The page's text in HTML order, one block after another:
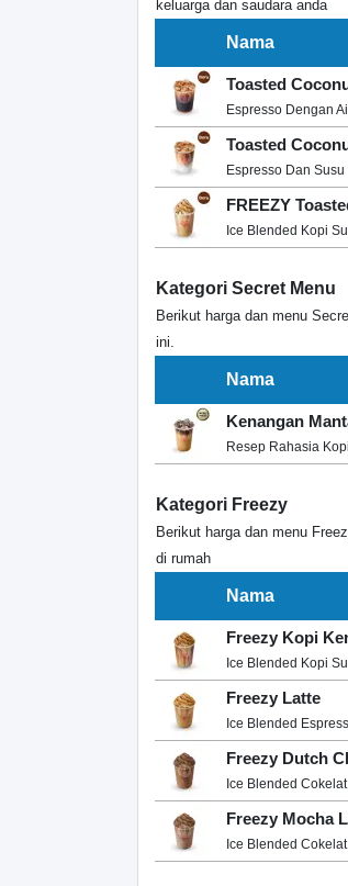
keluarga dan saudara anda
Nama
Toasted
Espresso Dengan
Toasted
Espresso Dan
FREEZY
Ice Blended Kopi
Kategori Secret Menu
Berikut harga dan menu
ini.
Nama
Kenangan
Resep Rahasia
Kategori Freezy
Berikut harga dan menu
di rumah
Nama
Freezy Kopi
Ice Blended Kopi
Freezy Latte
Ice Blended
Freezy Dutch
Ice Blended
Freezy Mocha
Ice Blended